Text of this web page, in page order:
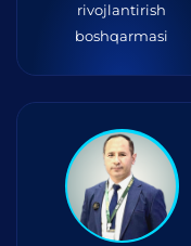
rivojlantirish
boshqarmasi